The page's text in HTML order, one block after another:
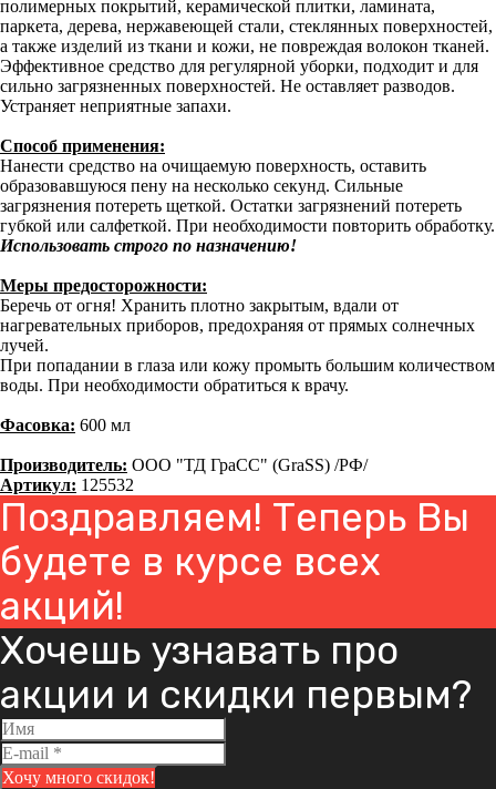
полимерных покрытий, керамической плитки, ламината,
паркета, дерева, нержавеющей стали, стеклянных поверхностей,
а также изделий из ткани и кожи, не повреждая волокон тканей.
Эффективное средство для регулярной уборки, подходит и для
сильно загрязненных поверхностей. Не оставляет разводов.
Устраняет неприятные запахи.
Способ применения:
Нанести средство на очищаемую поверхность, оставить
образовавшуюся пену на несколько секунд. Сильные
загрязнения потереть щеткой. Остатки загрязнений потереть
губкой или салфеткой. При необходимости повторить обработку.
Использовать строго по назначению!
Меры предосторожности:
Беречь от огня! Хранить плотно закрытым, вдали от
нагревательных приборов, предохраняя от прямых солнечных
лучей.
При попадании в глаза или кожу промыть большим количеством
воды. При необходимости обратиться к врачу.
Фасовка: 600 мл
Производитель: ООО "ТД ГраСС" (GraSS) /РФ/
Артикул: 125532
Поздравляем! Теперь Вы
будете в курсе всех
акций!
Хочешь узнавать про
акции и скидки первым?